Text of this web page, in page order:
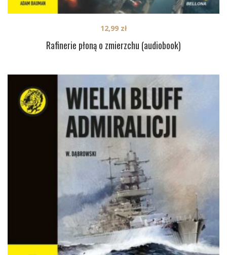
Rafinerie płoną o zmierzchu (audiobook)
12,99 zł